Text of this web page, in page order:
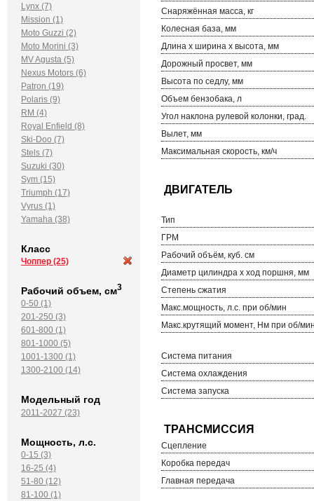
Lynx (7)
Mission (1)
Moto Guzzi (2)
Moto Morini (3)
MV Agusta (5)
Nexus Motors (6)
Patron (19)
Polaris (9)
RM (4)
Royal Enfield (8)
Ski-Doo (7)
Stels (7)
Suzuki (30)
Sym (15)
Triumph (17)
Vyrus (1)
Yamaha (38)
Класс
Чоппер (25)
Рабочий объем, см3
0-50 (1)
201-250 (3)
601-800 (1)
801-1000 (5)
1001-1300 (1)
1300-2100 (14)
Модельный год
2011-2027 (23)
Мощность, л.с.
0-15 (3)
16-25 (4)
51-80 (12)
81-100 (1)
Снаряжённая масса, кг
Колесная база, мм
Длина х ширина х высота, мм
Дорожный просвет, мм
Высота по седлу, мм
Объем бензобака, л
Угол наклона рулевой колонки, град.
Вылет, мм
Максимальная скорость, км/ч
Тип
ГРМ
Рабочий объём, куб. см
Диаметр цилиндра х ход поршня, мм
Степень сжатия
Макс.мощность, л.с. при об/мин
Макс.крутящий момент, Нм при об/
Система питания
Система охлаждения
Система запуска
Сцепление
Коробка передач
Главная передача